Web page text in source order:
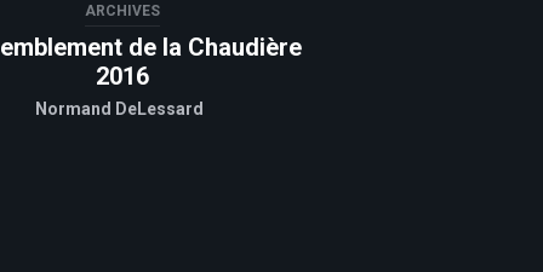
ARCHIVES
de la Chaudière
2016
Normand DeLessard